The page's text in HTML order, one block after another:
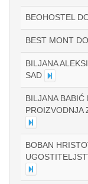
BEOHOSTEL
BEST MONT
BILJANA
SAD
BILJANA BABIĆ
PROIZVODNJA
BOBAN